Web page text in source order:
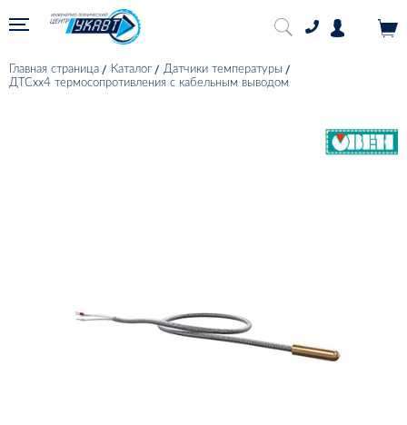
Главная страница Каталог
Датчики температуры
ДТСхх4 термосопротивления с кабельным выводом